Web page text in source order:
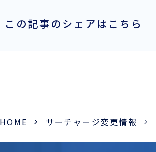
この記事のシェアはこちら
HOME サーチャージ変更情報